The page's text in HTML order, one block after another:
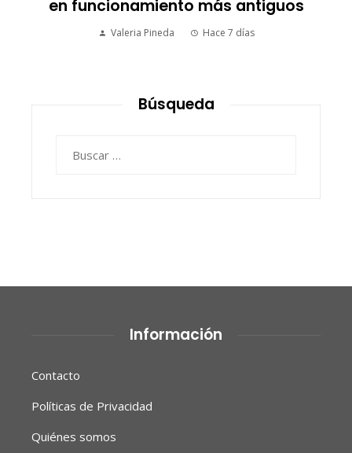
en funcionamiento más antiguos
Valeria Pineda Hace 7 días
Búsqueda
Información
Contacto
Políticas de Privacidad
Quiénes somos